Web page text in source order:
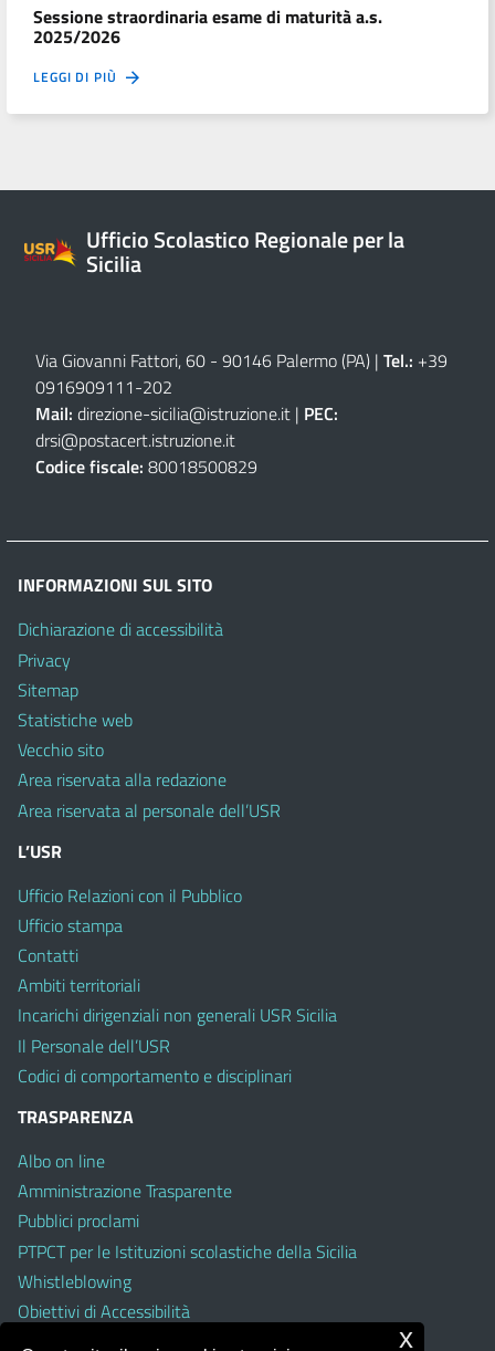
Sessione straordinaria esame di maturità a.s.
2025/2026
LEGGI DI PIÙ
Ufficio Scolastico Regionale per la
Sicilia
Via Giovanni Fattori, 60 - 90146 Palermo (PA) | Tel.: +39
0916909111-202
Mail: direzione-sicilia@istruzione.it | PEC:
drsi@postacert.istruzione.it
Codice fiscale: 80018500829
INFORMAZIONI SUL SITO
Dichiarazione di accessibilità
Privacy
Sitemap
Statistiche web
Vecchio sito
Area riservata alla redazione
Area riservata al personale dell’USR
L’USR
Ufficio Relazioni con il Pubblico
Ufficio stampa
Contatti
Ambiti territoriali
Incarichi dirigenziali non generali USR Sicilia
Il Personale dell’USR
Codici di comportamento e disciplinari
TRASPARENZA
Albo on line
Amministrazione Trasparente
Pubblici proclami
PTPCT per le Istituzioni scolastiche della Sicilia
Whistleblowing
Obiettivi di Accessibilità
x